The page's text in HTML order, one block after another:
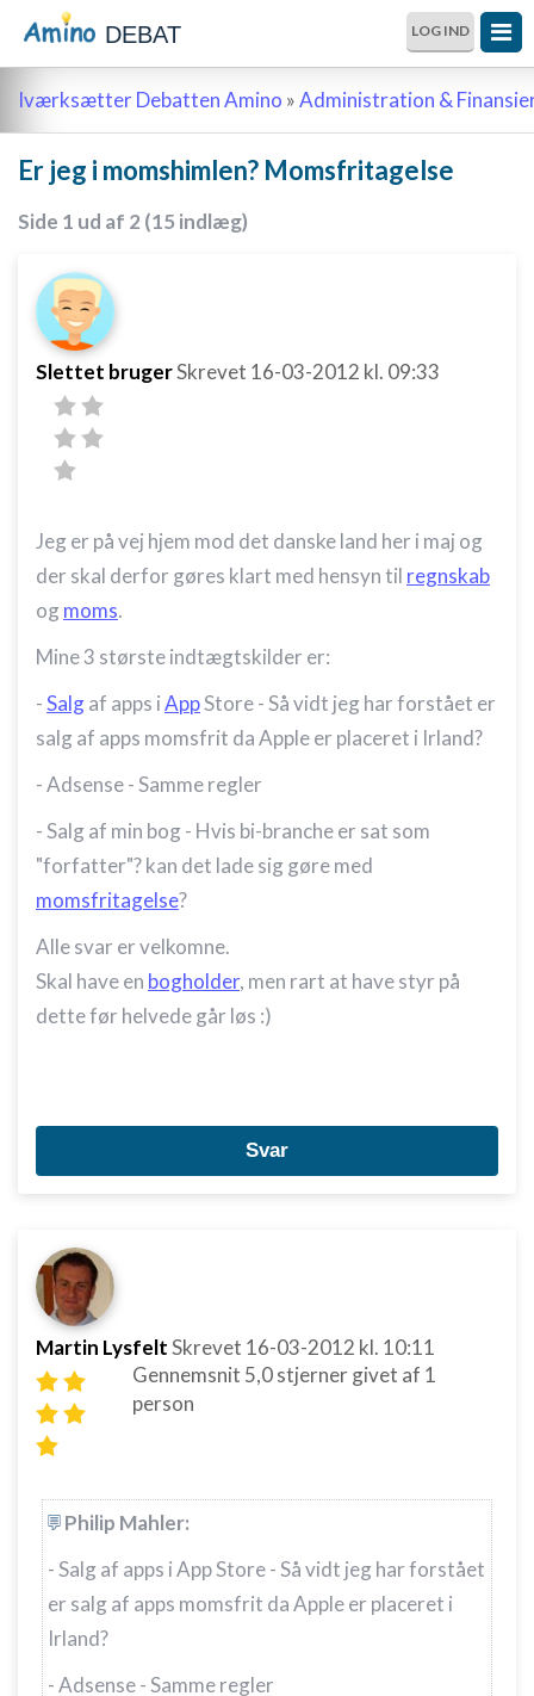
DEBAT LOG IND
Iværksætter Debatten Amino »Administration &
Er jeg i momshimlen? Momsfritagelse
Side 1 ud af 2 (15 indlæg)
Slettet brugerSkrevet 16-03-2012 kl. 09:33
Jeg er på vej hjem mod det danske land her i maj og
der skal derfor gøres klart med hensyn til regnskab
og moms.
Mine 3 største indtægtskilder er:
-Salgaf apps iAppStore - Så vidt jeg har forstået er
salg af apps momsfrit da Apple er placeret i Irland?
- Adsense - Samme regler
- Salg af min bog - Hvis bi-branche er sat som
"forfatter"? kan det lade sig gøre med
momsfritagelse?
Alle svar er velkomne.
Skal have en bogholder, men rart at have styr på
dette før helvede går løs :)
Svar
Martin LysfeltSkrevet 16-03-2012 kl. 10:11
Gennemsnit 5,0stjerner givet af 1
person
Philip Mahler:
- Salg af apps i App Store - Så vidt jeg har forstået
er salg af apps momsfrit da Apple er placeret i
Irland?
- Adsense - Samme regler